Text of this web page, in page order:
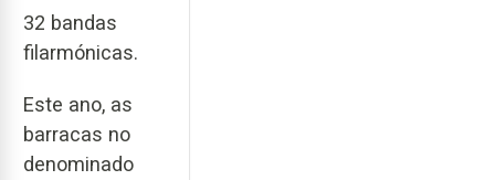
32 bandas
filarmónicas.
Este ano, as
barracas no
denominado